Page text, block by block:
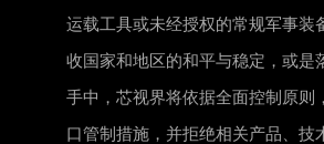
运载工具或未经授权的常规军事装
收国家和地区的和平与稳定，或是
手中，芯视界将依据全面控制原则
口管制措施，并拒绝相关产品、技